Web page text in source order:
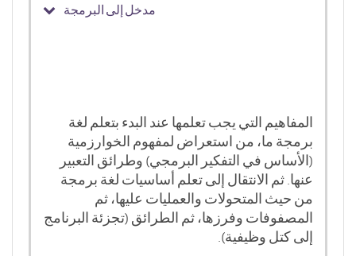
مدخل إلى البرمجة
المفاهيم التي يجب تعلمها عند البدء بتعلم لغة
برمجة ما، من استعراض لمفهوم الخوارزمية
(الأساس في التفكير البرمجي) وطرائق التعبير
عنها. ثم الانتقال إلى تعلم أساسيات لغة برمجة
من حيث المتحولات والعمليات عليها، ثم
المصفوفات وفرزها، ثم الطرائق (تجزئة البرنامج
إلى كتل وظيفية).